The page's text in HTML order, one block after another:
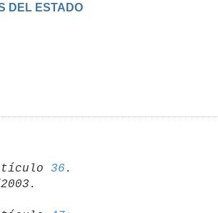
DEL ESTADO
36